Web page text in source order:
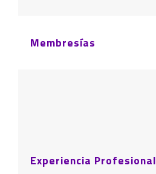
Membresías
Experiencia Profesional